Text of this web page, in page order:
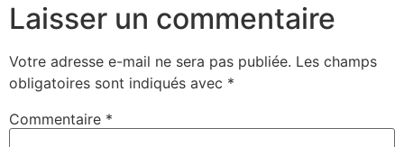
Laisser un commentaire
Votre adresse e-mail ne sera pas publiée. Les champs
obligatoires sont indiqués avec *
Commentaire *